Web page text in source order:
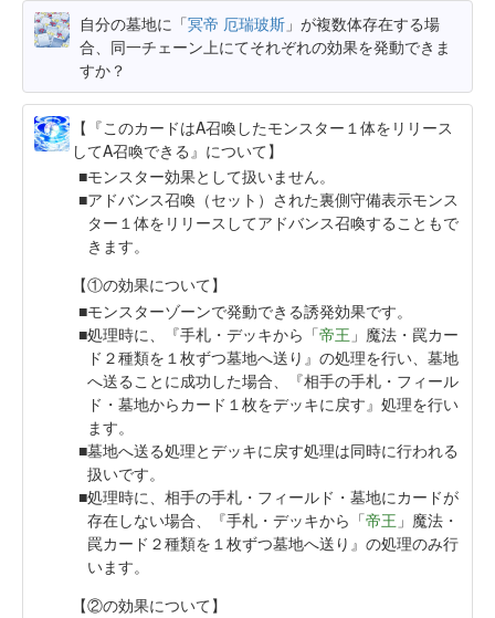
自分の墓地に「冥帝 厄瑞玻斯 」が複数体存在する場
合、同一チェーン上にてそれぞれの効果を発動できま
すか？
【『このカードはA召喚したモンスター１体をリリース
してA召喚できる』について】
モンスター効果として扱いません。
アドバンス召喚（セット）された裏側守備表示モンス
ター１体をリリースしてアドバンス召喚することもで
きます。
【①の効果について】
モンスターゾーンで発動できる誘発効果です。
処理時に、『手札・デッキから「帝王 」魔法・罠カー
ド２種類を１枚ずつ墓地へ送り』の処理を行い、墓地
へ送ることに成功した場合、『相手の手札・フィール
ド・墓地からカード１枚をデッキに戻す』処理を行い
ます。
墓地へ送る処理とデッキに戻す処理は同時に行われる
扱いです。
処理時に、相手の手札・フィールド・墓地にカードが
存在しない場合、『手札・デッキから「帝王 」魔法・
罠カード２種類を１枚ずつ墓地へ送り』の処理のみ行
います。
【②の効果について】